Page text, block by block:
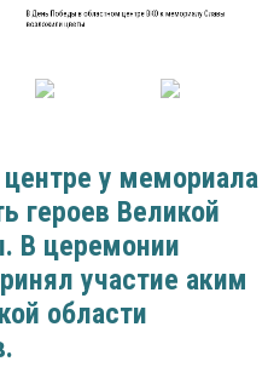
В День Победы в областном центре ВКО к мемориалу Славы
возложили цветы
у мемориала
героев Великой
В церемонии
участие аким
области